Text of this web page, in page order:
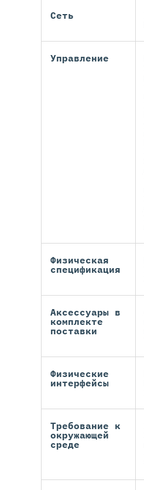
Сеть
Управление
Физическая
спецификация
Аксессуары в
комплекте
поставки
Физические
интерфейсы
Требование к
окружающей
среде